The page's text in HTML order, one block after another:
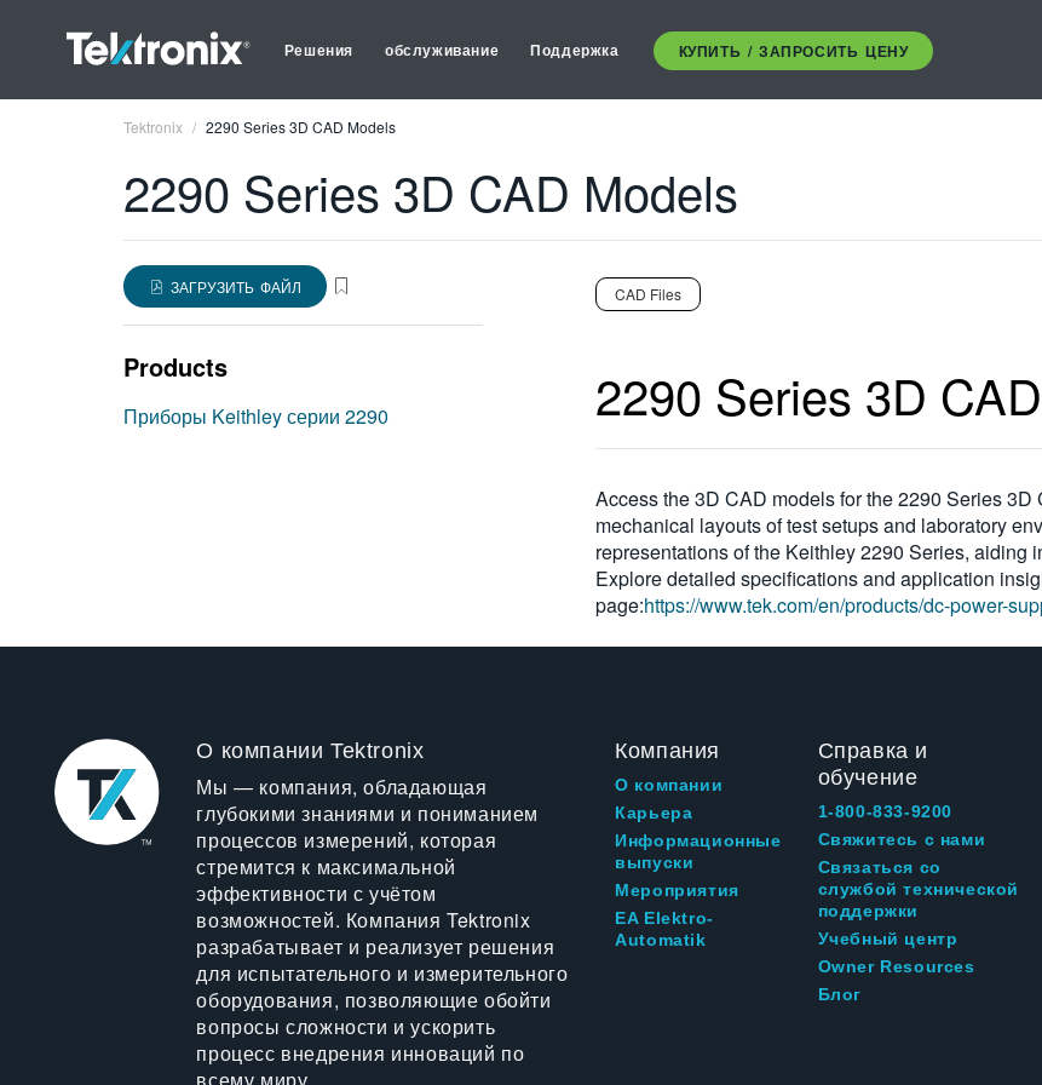
Решения обслуживание Поддержка КУПИТЬ / ЗАПРОСИТЬ ЦЕНУ
Tektronix 2290 Series 3D CAD Models
2290 Series 3D CAD Models
ЗАГРУЗИТЬ ФАЙЛ
Products
Приборы Keithley серии 2290
CAD Files
2290 Series 3D
Access the 3D CAD models for the 2290 Series
mechanical layouts of test setups and laboratory
representations of the Keithley 2290 Series, aiding
Explore detailed specifications and application
page:https://www.tek.com/en/products/dc-power-
О компании Tektronix
Мы — компания, обладающая
глубокими знаниями и пониманием
процессов измерений, которая
стремится к максимальной
эффективности с учётом
возможностей. Компания Tektronix
разрабатывает и реализует решения
для испытательного и измерительного
оборудования, позволяющие обойти
вопросы сложности и ускорить
процесс внедрения инноваций по
Компания
О компании
Карьера
Информационные
выпуски
Мероприятия
EA Elektro-
Automatik
Справка и
обучение
1-800-833-9200
Свяжитесь с нами
Связаться со
службой технической
поддержки
Учебный центр
Owner Resources
Блог